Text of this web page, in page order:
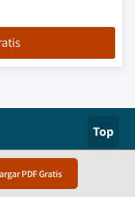
PDF Gratis
Top